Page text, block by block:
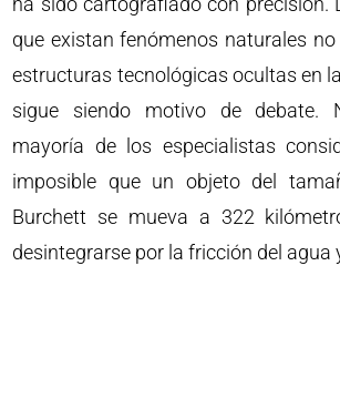
que existan fenómenos naturales
estructuras tecnológicas ocultas en
sigue siendo motivo de debate.
mayoría de los especialistas
imposible que un objeto del
Burchett se mueva a 322
desintegrarse por la fricción del agua